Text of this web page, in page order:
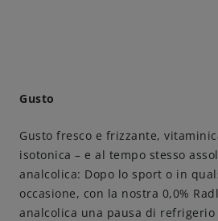
Benvenuti
Birrificio
Gusto
Gusto fresco e frizzante,
isotonica – e al tempo stesso
analcolica: Dopo lo sport o in
occasione, con la nostra 0,0%
analcolica una pausa di refrigerio